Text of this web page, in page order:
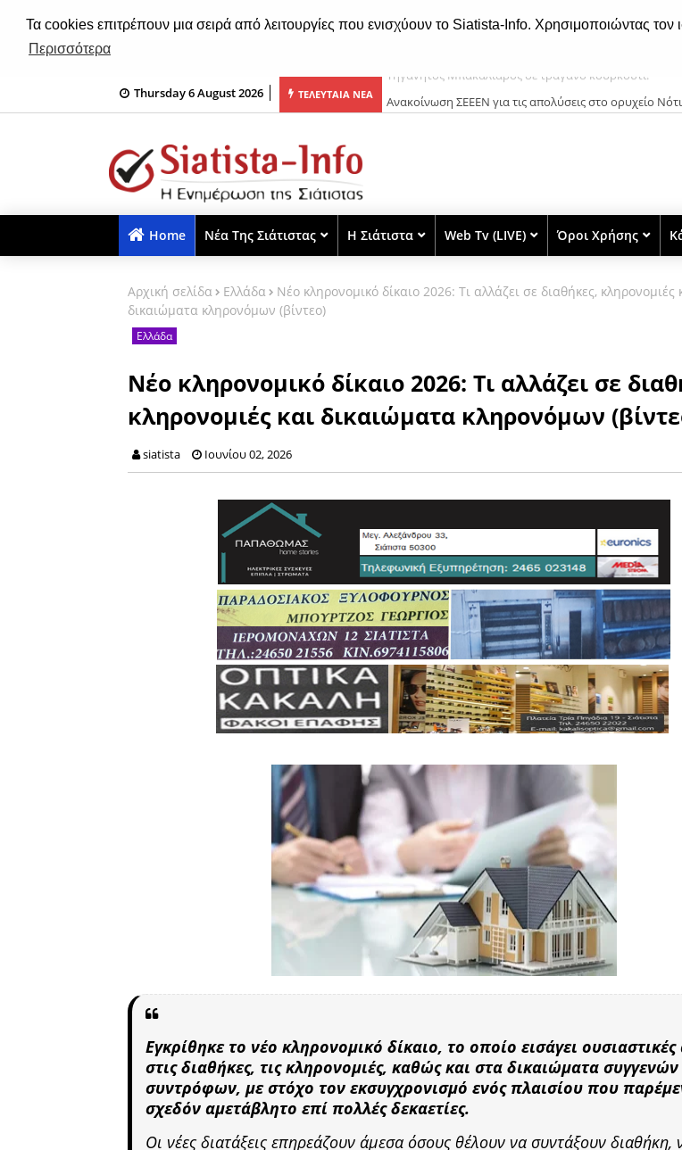
Τα cookies επιτρέπουν μια σειρά από λειτουργίες που ενισχύουν το Siatista-Info. Χρησιμοποιώντας
Περισσότερα
Thursday 6 August 2026 ΤΕΛΕΥΤΑΙΑ ΝΕΑ
σε τραγανό κουρκούτι! Ανακοίνωση ΣΕΕΕΝ για τις απολύσεις στο ορυχείο
Home Νέα Της Σιάτιστας Η Σιάτιστα Web Tv (LIVE) Όροι Χρήσης
Αρχική σελίδα Ελλάδα
Νέο κληρονομικό δίκαιο 2026: Τι αλλάζει σε διαθήκες, κληρονομιές
δικαιώματα κληρονόμων (βίντεο)
Ελλάδα
Νέο κληρονομικό δίκαιο 2026: Τι αλλάζει σε
κληρονομιές και δικαιώματα κληρονόμων
siatista Ιουνίου 02, 2026
Εγκρίθηκε το νέο κληρονομικό δίκαιο, το οποίο εισάγει ουσιαστικές
στις διαθήκες, τις κληρονομιές, καθώς και στα δικαιώματα συγγενών
συντρόφων, με στόχο τον εκσυγχρονισμό ενός πλαισίου που
σχεδόν αμετάβλητο επί πολλές δεκαετίες.
Οι νέες διατάξεις επηρεάζουν άμεσα όσους θέλουν να συντάξουν διαθήκη,